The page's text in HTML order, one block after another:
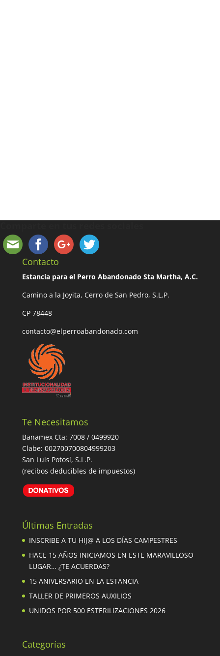
Contacto
Estancia para el Perro Abandonado Sta Martha, A.C.
Camino a la Joyita, Cerro de San Pedro, S.L.P.
CP 78448
contacto@elperroabandonado.com
Te Necesitamos
Banamex Cta: 7008 / 0499920
Clabe: 002700700804999203
San Luis Potosí, S.L.P.
(recibos deducibles de impuestos)
Últimas Entradas
INSCRIBE A TU HIJ@ A LOS DÍAS CAMPESTRES
HACE 15 AÑOS INICIAMOS EN ESTE MARAVILLOSO
LUGAR… ¿TE ACUERDAS?
15 ANIVERSARIO EN LA ESTANCIA
TALLER DE PRIMEROS AUXILIOS
UNIDOS POR 500 ESTERILIZACIONES 2026
Categorías